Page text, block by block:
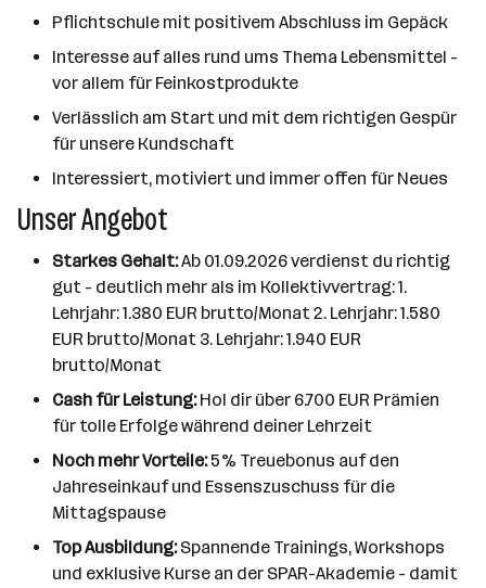
Pflichtschule mit positivem Abschluss im Gepäck
Interesse auf alles rund ums Thema Lebensmittel -
vor allem für Feinkostprodukte
Verlässlich am Start und mit dem richtigen Gespür
für unsere Kundschaft
Interessiert, motiviert und immer offen für Neues
Unser Angebot
Starkes Gehalt:Ab 01.09.2026 verdienst du richtig
gut - deutlich mehr als im Kollektivvertrag: 1.
Lehrjahr: 1.380 EUR brutto/Monat 2. Lehrjahr: 1.580
EUR brutto/Monat 3. Lehrjahr: 1.940 EUR
brutto/Monat
Cash für Leistung:Hol dir über 6.700 EUR Prämien
für tolle Erfolge während deiner Lehrzeit
Noch mehr Vorteile:5% Treuebonus auf den
Jahreseinkauf und Essenszuschuss für die
Mittagspause
Top Ausbildung:Spannende Trainings, Workshops
und exklusive Kurse an der SPAR-Akademie - damit